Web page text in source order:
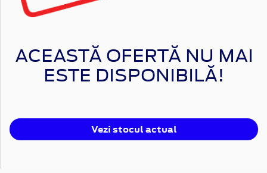
ACEASTĂ OFERTĂ NU MAI
ESTE DISPONIBILĂ!
Vezi stocul actual